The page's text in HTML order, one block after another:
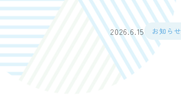
2026.6.15 お知らせ